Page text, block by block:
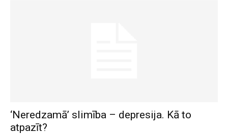
‘Neredzamā’ slimība – depresija. Kā to
atpazīt?